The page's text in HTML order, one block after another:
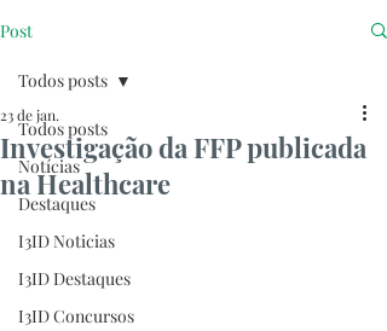
Post
Todos posts
Notícias
Destaques
I3ID Noticias
I3ID Destaques
I3ID Concursos
Todos posts
Investigação da FFP publicada
na Healthcare
23 de jan.